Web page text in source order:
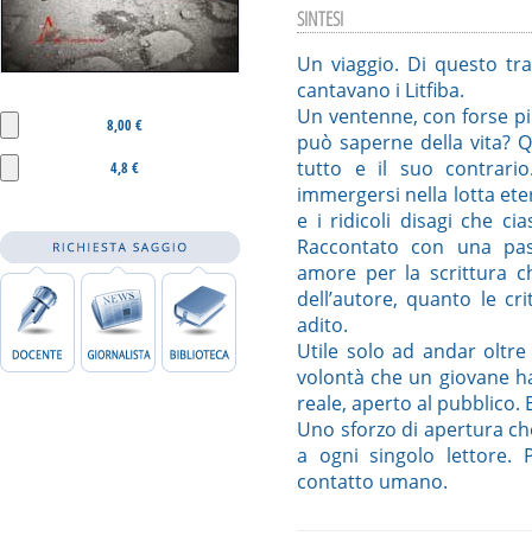
8,00 €
4,8 €
SINTESI
Un viaggio. Di questo
cantavano i Litfiba.
Un ventenne, con forse
può saperne della vita?
tutto e il suo
immergersi nella lotta
e i ridicoli disagi che
Raccontato con una
amore per la scrittura
dell’autore, quanto le
adito.
Utile solo ad andar
volontà che un giovane
reale, aperto al pubblico.
Uno sforzo di apertura
a ogni singolo lettore.
contatto umano.